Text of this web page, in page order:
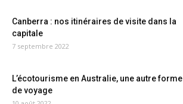
Canberra : nos itinéraires de visite dans la
capitale
7 septembre 2022
L’écotourisme en Australie, une autre forme
de voyage